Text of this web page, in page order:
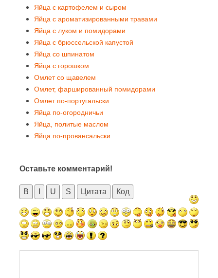
Яйца с картофелем и сыром
Яйца с ароматизированными травами
Яйца с луком и помидорами
Яйца с брюссельской капустой
Яйца со шпинатом
Яйца с горошком
Омлет со щавелем
Омлет, фаршированный помидорами
Омлет по-португальски
Яйца по-огородничьи
Яйца, политые маслом
Яйца по-провансальски
Оставьте комментарий!
B U S Цитата Код